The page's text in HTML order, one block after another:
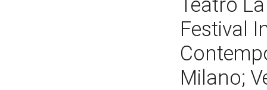
Teatro
Festival
Milano;